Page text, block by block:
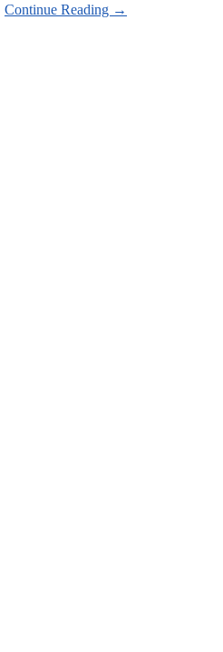
Continue Reading →